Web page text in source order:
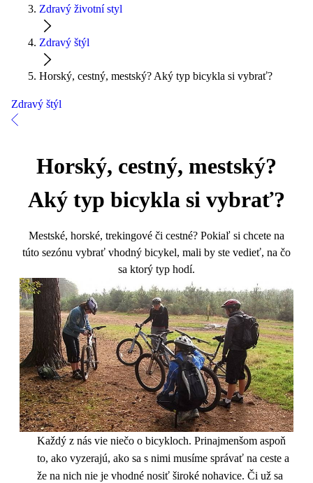
Zdravý životní styl
Zdravý štýl
Horský, cestný, mestský? Aký typ bicykla si vybrať?
Zdravý štýl
Horský, cestný, mestský?
Aký typ bicykla si vybrať?
Mestské, horské, trekingové či cestné? Pokiaľ si chcete na
túto sezónu vybrať vhodný bicykel, mali by ste vedieť, na čo
sa ktorý typ hodí.
Každý z nás vie niečo o bicykloch. Prinajmenšom aspoň
to, ako vyzerajú, ako sa s nimi musíme správať na ceste a
že na nich nie je vhodné nosiť široké nohavice. Či už sa